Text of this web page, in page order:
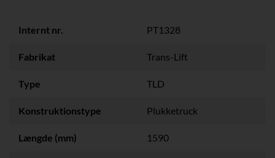
Internt nr. PT1328
Fabrikat Trans-Lift
Type TLD
Konstruktionstype Plukketruck
Længde (mm) 1590